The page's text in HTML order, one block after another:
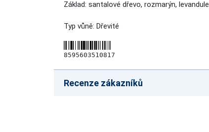
Základ: santalové dřevo, rozmarýn, levandule
Typ vůně: Dřevité
8595603510817
Recenze zákazníků